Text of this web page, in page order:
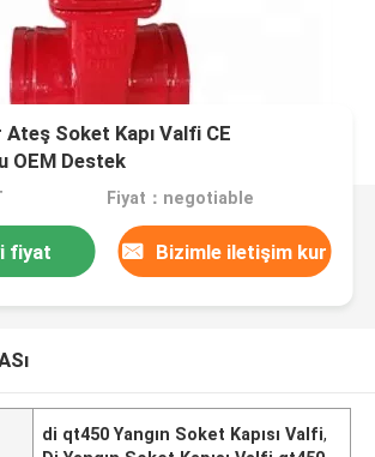
Soket Kapı Valfi CE
OEM Destek
Fiyat：negotiable
fiyat Bizimle iletişim kur
di qt450 Yangın Soket Kapısı Valfi,